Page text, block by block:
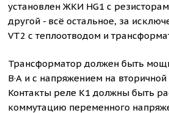
установлен ЖКИ HG1 с
другой - всё остальное, за
VT2 с теплоотводом и
Трансформатор должен быть
В·А и с напряжением на
Контакты реле K1 должны быть
коммутацию переменного